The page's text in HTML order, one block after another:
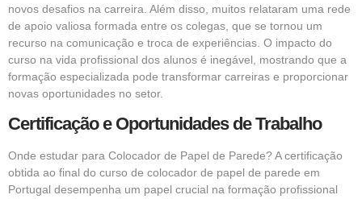
novos desafios na carreira. Além disso, muitos relataram uma rede
de apoio valiosa formada entre os colegas, que se tornou um
recurso na comunicação e troca de experiências. O impacto do
curso na vida profissional dos alunos é inegável, mostrando que a
formação especializada pode transformar carreiras e proporcionar
novas oportunidades no setor.
Certificação e Oportunidades de Trabalho
Onde estudar para Colocador de Papel de Parede? A certificação
obtida ao final do curso de colocador de papel de parede em
Portugal desempenha um papel crucial na formação profissional